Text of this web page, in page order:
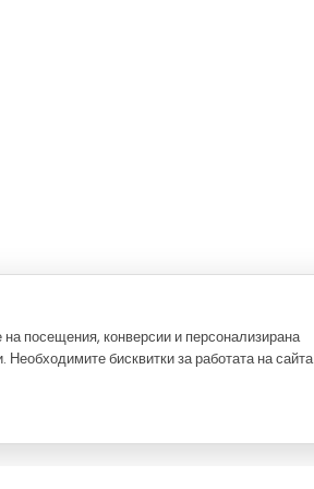
посещения, конверсии и персонализирана
бисквитки за работата на сайта